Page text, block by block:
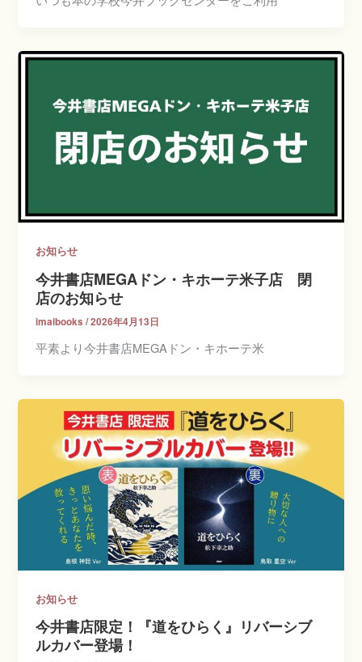
お知らせ
今井書店MEGAドン・キホーテ米子店 閉
店のお知らせ
imaibooks/2026年4月13日
平素より今井書店MEGAドン・キホーテ米
お知らせ
今井書店限定！『道をひらく』リバーシブ
ルカバー登場！